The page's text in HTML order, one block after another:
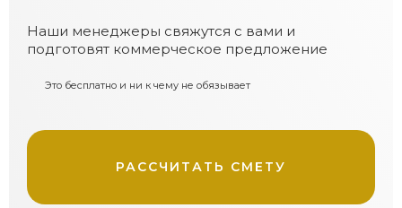
Наши менеджеры свяжутся с вами и
подготовят коммерческое предложение
Это бесплатно и ни к чему не обязывает
РАССЧИТАТЬ СМЕТУ